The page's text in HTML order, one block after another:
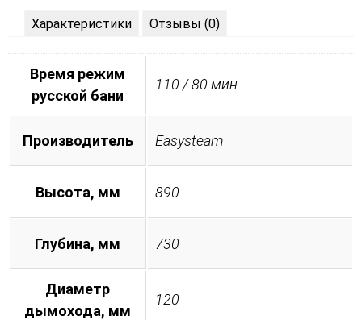
Характеристики Отзывы (0)
Время режим
русской бани
110 / 80 мин.
Производитель Easysteam
Высота, мм 890
Глубина, мм 730
Диаметр
дымохода, мм
120